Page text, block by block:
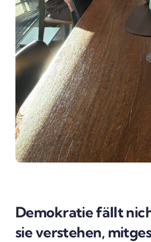
Demokratie fällt
sie verstehen,